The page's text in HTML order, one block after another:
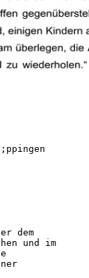
dem
und im